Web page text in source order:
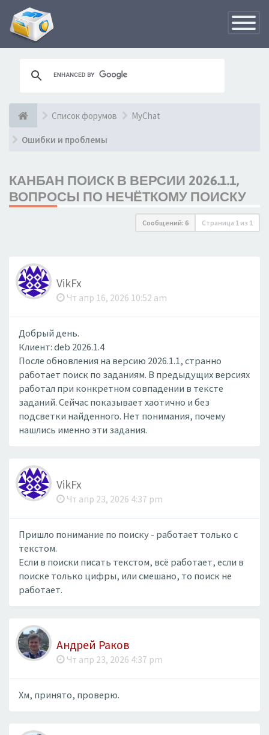
Список форумов MyChat
Ошибки и проблемы
КАНБАН ПОИСК В ВЕРСИИ 2026.1.1,
ВОПРОСЫ ПО НЕЧЁТКОМУ ПОИСКУ
Сообщений: 6 Страница 1 из 1
VikFx
Чт апр 16, 2026 10:52 am
Добрый день.
Клиент: deb 2026.1.4
После обновления на версию 2026.1.1, странно
работает поиск по заданиям. В предыдущих версиях
работал при конкретном совпадении в тексте
заданий. Сейчас показывает хаотично и без
подсветки найденного. Нет понимания, почему
нашлись именно эти задания.
VikFx
Чт апр 23, 2026 4:37 pm
Пришло понимание по поиску - работает только с
текстом.
Если в поиски писать текстом, всё работает, если в
поиске только цифры, или смешано, то поиск не
работает.
Андрей Раков
Чт апр 23, 2026 4:37 pm
Хм, принято, проверю.